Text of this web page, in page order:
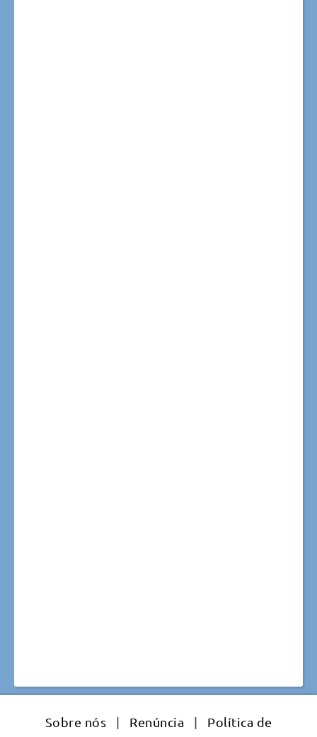
Sobre nós | Renúncia |
Política de